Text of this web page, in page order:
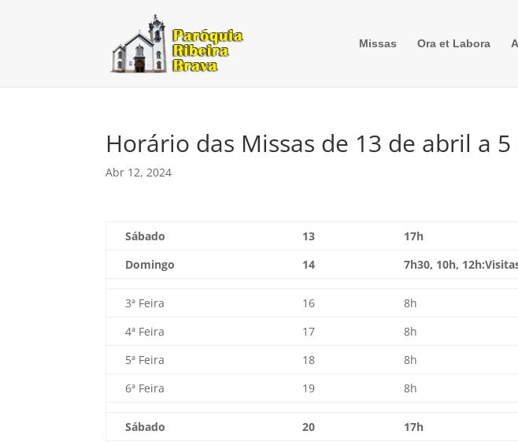
Missas Ora et Labora
Horário das Missas de 13 de abril a
Abr 12, 2024
Sábado 13
17h
Domingo
14 7h30, 10h,
3ª Feira 16
8h
4ª Feira
17
8h
5ª Feira
18
8h
6ª Feira
19 8h
Sábado 20
17h